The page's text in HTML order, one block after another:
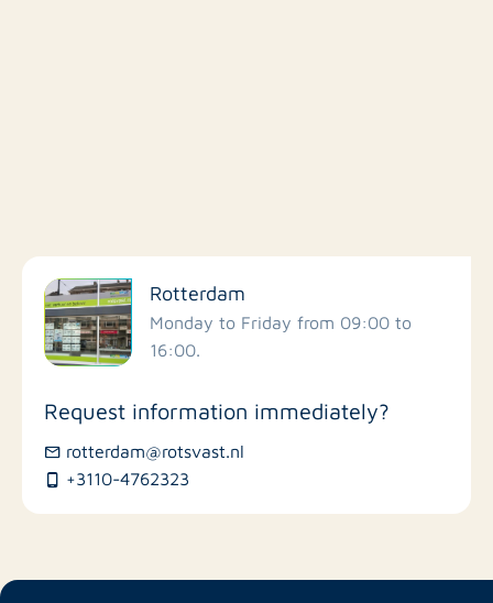
Filter by facilities
Schools
Bus stations
Rotterdam
Monday to Friday from 09:00 to
16:00.
Request information immediately?
rotterdam@rotsvast.nl
+3110-4762323